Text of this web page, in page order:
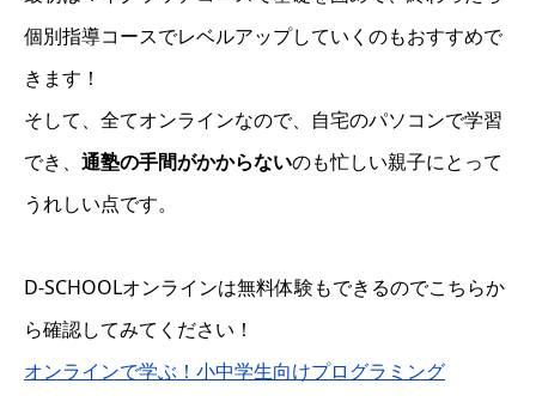
個別指導コースでレベルアップしていくのもおすすめで
きます！
そして、全てオンラインなので、自宅のパソコンで学習
でき、 通塾の手間がかからないのも忙しい親子にとって
うれしい点です。
D-SCHOOLオンラインは無料体験もできるのでこちらか
ら確認してみてください！
オンラインで学ぶ！小中学生向けプログラミング